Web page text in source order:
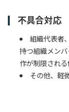
不具合対応
組織代表者
持つ組織メン
作が制限される
その他、軽